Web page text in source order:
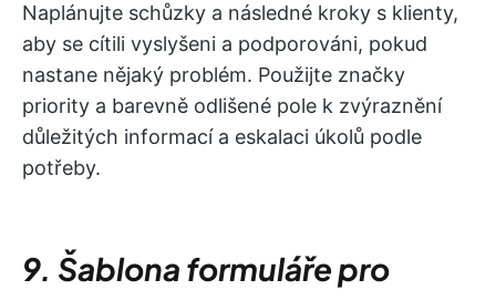
Naplánujte schůzky a následné kroky s klienty,
aby se cítili vyslyšeni a podporováni, pokud
nastane nějaký problém. Použijte značky
priority a barevně odlišené pole k zvýraznění
důležitých informací a eskalaci úkolů podle
potřeby.
9. Šablona formuláře pro